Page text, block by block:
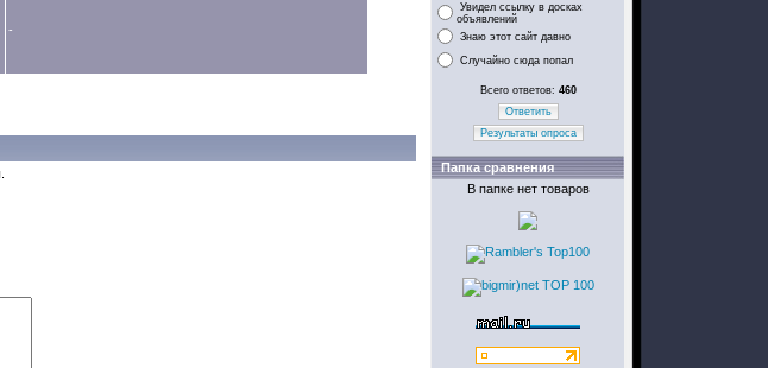
-
Увидел ссылку в досках
объявлений
Знаю этот сайт давно
Случайно сюда попал
Всего ответов: 460
Ответить
Результаты опроса
Папка сравнения
В папке нет товаров